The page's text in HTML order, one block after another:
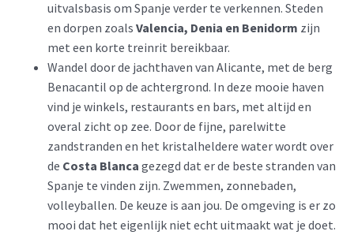
uitvalsbasis om Spanje verder te verkennen. Steden
en dorpen zoals Valencia, Denia en Benidorm zijn
met een korte treinrit bereikbaar.
Wandel door de jachthaven van Alicante, met de berg
Benacantil op de achtergrond. In deze mooie haven
vind je winkels, restaurants en bars, met altijd en
overal zicht op zee. Door de fijne, parelwitte
zandstranden en het kristalheldere water wordt over
de Costa Blanca gezegd dat er de beste stranden van
Spanje te vinden zijn. Zwemmen, zonnebaden,
volleyballen. De keuze is aan jou. De omgeving is er zo
mooi dat het eigenlijk niet echt uitmaakt wat je doet.